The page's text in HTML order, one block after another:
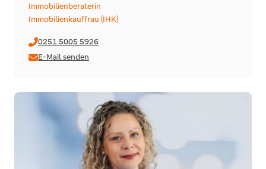
Immobilienberaterin
Immobilienkauffrau (IHK)
0251 5005 5926
E-Mail senden